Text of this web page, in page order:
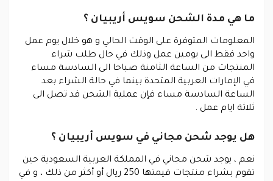
ما هي مدة الشحن سويس أريبيان ؟
المعلومات المتوفرة على الوقت الحالي و هو خلال يوم عمل
واحد فقط الى يومين عمل وذلك في حال طلب شراء
المنتجات من الساعة الثامنة صباحا الى السادسة مساء
في الإمارات العربية المتحدة بينما في حالة الشراء بعد
الساعة السادسة مساء فإن عملية الشحن قد تصل الى
ثلاثة ايام عمل .
هل يوجد شحن مجاني في سويس أريبيان ؟
نعم ، يوجد شحن مجاني في المملكة العربية السعودية حين
تقوم بشراء منتجات قيمتها 250 ريال أو أكثر من ذلك ، و في